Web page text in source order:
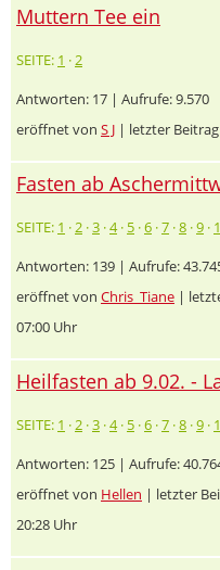
Muttern Tee ein
SEITE: 1 ·2
Antworten: 17 | Aufrufe: 9.570
eröffnet von S J | letzter
Fasten ab
SEITE: 1 ·2 ·3 ·4· 5 ·6 ·7 ·8 ·9 ·
Antworten: 139 | Aufrufe:
eröffnet von Chris_Tiane |
07:00 Uhr
Heilfasten ab 9.02. -
SEITE: 1 ·2 ·3 ·4· 5 ·6 ·7 ·8 ·9 ·
Antworten: 125 | Aufrufe:
eröffnet von Hellen | letzter
20:28 Uhr